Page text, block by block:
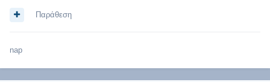
Παράθεση
nap